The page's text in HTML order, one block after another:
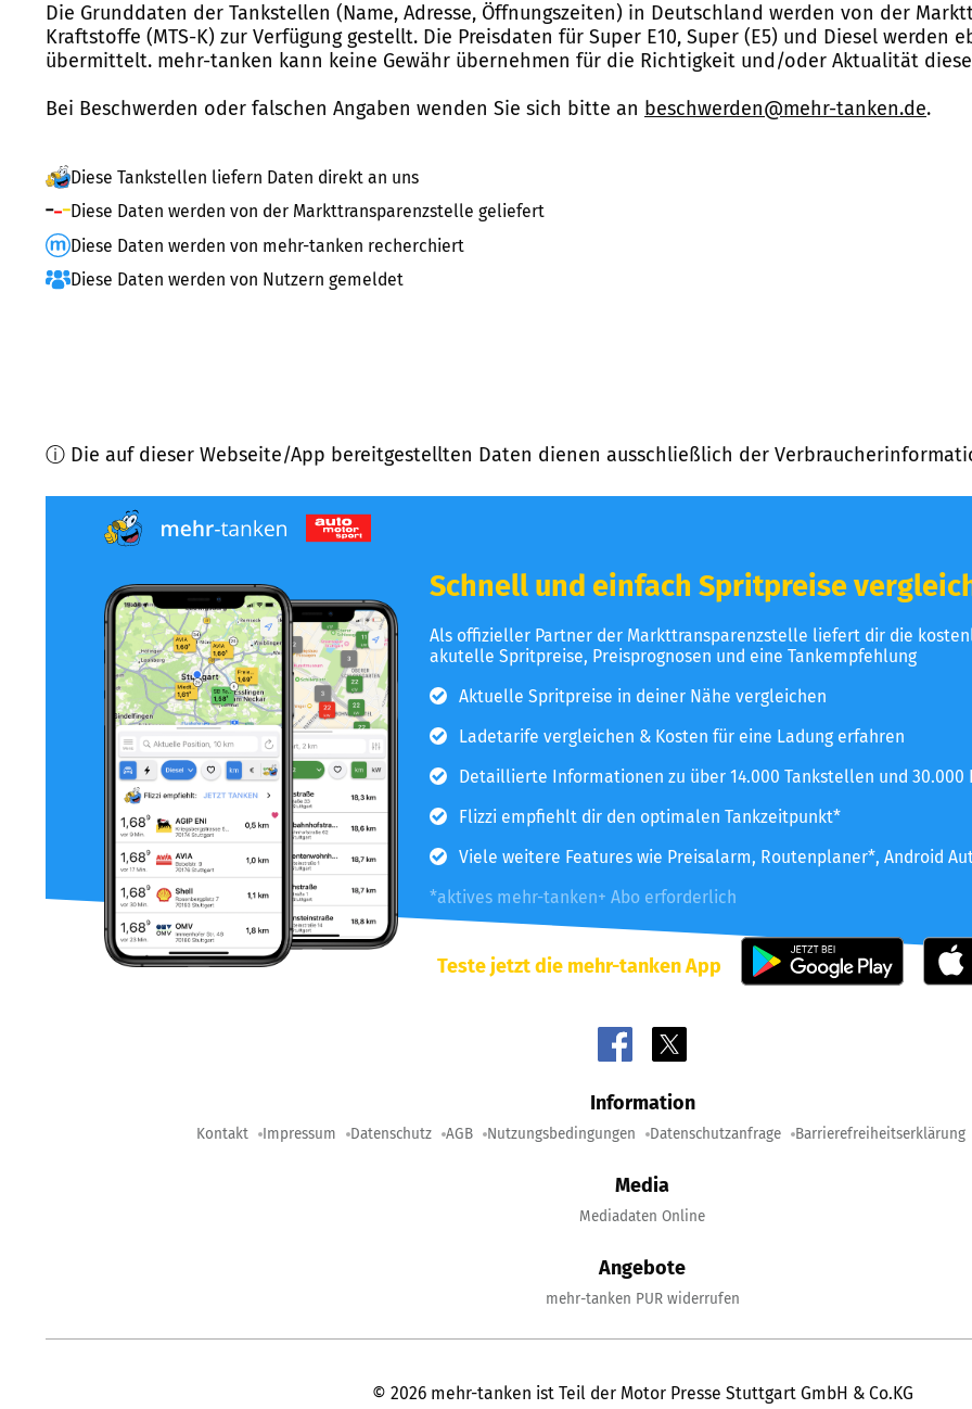
Die Grunddaten der Tankstellen (Name, Adresse, Öffnungszeiten) in Deutschland werden von der
Kraftstoffe (MTS-K) zur Verfügung gestellt. Die Preisdaten für Super E10, Super (E5) und Diesel werden
übermittelt. mehr-tanken kann keine Gewähr übernehmen für die Richtigkeit und/oder Aktualität
Bei Beschwerden oder falschen Angaben wenden Sie sich bitte an beschwerden@mehr-tanken.de.
Diese Tankstellen liefern Daten direkt an uns
Diese Daten werden von der Markttransparenzstelle geliefert
Diese Daten werden von mehr-tanken recherchiert
Diese Daten werden von Nutzern gemeldet
ⓘ Die auf dieser Webseite/App bereitgestellten Daten dienen ausschließlich der
Schnell und einfach Spritpreise
Als offizieller Partner der Markttransparenzstelle liefert dir die
akutelle Spritpreise, Preisprognosen und eine Tankempfehlung
Aktuelle Spritpreise in deiner Nähe vergleichen
Ladetarife vergleichen & Kosten für eine Ladung erfahren
Detaillierte Informationen zu über 14.000 Tankstellen und 30.000
Flizzi empfiehlt dir den optimalen Tankzeitpunkt*
Viele weitere Features wie Preisalarm, Routenplaner*, Android
*aktives mehr-tanken+ Abo erforderlich
Teste jetzt die mehr-tanken App
Information
Kontakt Impressum Datenschutz AGB Nutzungsbedingungen Datenschutzanfrage Barrierefreiheitserklärung
Media
Mediadaten Online
Angebote
mehr-tanken PUR widerrufen
© 2026 mehr-tanken ist Teil der Motor Presse Stuttgart GmbH & Co.KG